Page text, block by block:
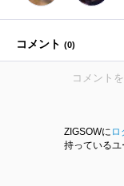
コメント (0)
ZIGSOWに ロ
持っているユ